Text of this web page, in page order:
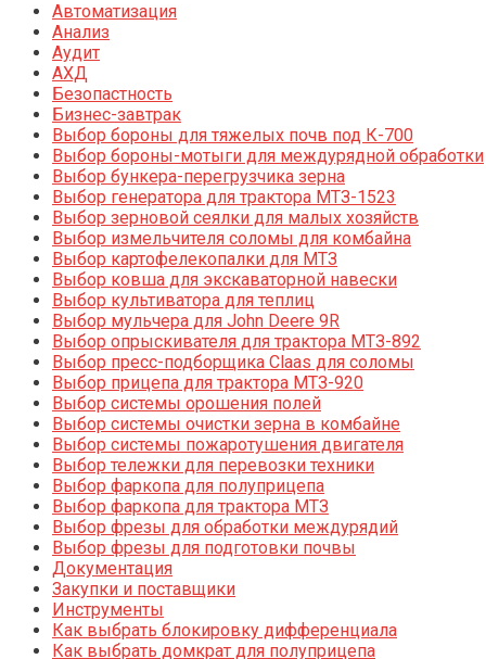
Автоматизация
Анализ
Аудит
АХД
Безопастность
Бизнес-завтрак
Выбор бороны для тяжелых почв под К-700
Выбор бороны-мотыги для междурядной обработки
Выбор бункера-перегрузчика зерна
Выбор генератора для трактора МТЗ-1523
Выбор зерновой сеялки для малых хозяйств
Выбор измельчителя соломы для комбайна
Выбор картофелекопалки для МТЗ
Выбор ковша для экскаваторной навески
Выбор культиватора для теплиц
Выбор мульчера для John Deere 9R
Выбор опрыскивателя для трактора МТЗ-892
Выбор пресс-подборщика Claas для соломы
Выбор прицепа для трактора МТЗ-920
Выбор системы орошения полей
Выбор системы очистки зерна в комбайне
Выбор системы пожаротушения двигателя
Выбор тележки для перевозки техники
Выбор фаркопа для полуприцепа
Выбор фаркопа для трактора МТЗ
Выбор фрезы для обработки междурядий
Выбор фрезы для подготовки почвы
Документация
Закупки и поставщики
Инструменты
Как выбрать блокировку дифференциала
Как выбрать домкрат для полуприцепа